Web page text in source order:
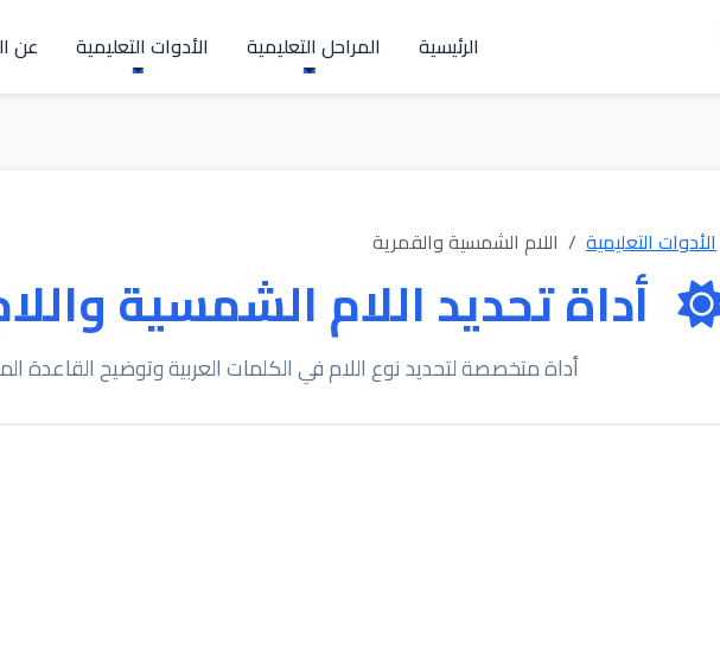
الرئيسية المراحل التعليمية الأدوات التعليمية عن
الأدوات التعليمية اللام الشمسية والقمرية
أداة تحديد اللام الشمسية
أداة متخصصة لتحديد نوع اللام في الكلمات العربية وتوضيح القاعدة